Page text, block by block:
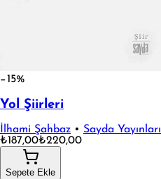
−15%
Yol Şiirleri
İlhami Şahbaz • Sayda Yayınları
₺187,00₺220,00
Sepete Ekle